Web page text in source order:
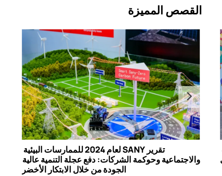
القصص المميزة
الجودة من خلال الابتكار الأخضر